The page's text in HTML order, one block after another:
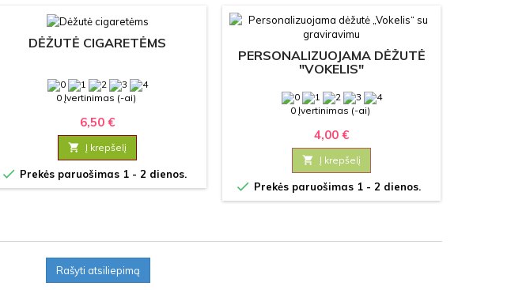
DĖŽUTĖ CIGARETĖMS
0 Įvertinimas (-ai)
6,50 €
 Į krepšelį
 Prekės paruošimas 1 - 2 dienos.
PERSONALIZUOJAMA DĖŽUTĖ
"VOKELIS"
0 Įvertinimas (-ai)
4,00 €
 Į krepšelį
 Prekės paruošimas 1 - 2 dienos.
Rašyti atsiliepimą